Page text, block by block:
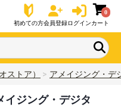
初めての方会員登録ログイン
0
カート
ストア） アメイジング・デ
イジング・デジタ